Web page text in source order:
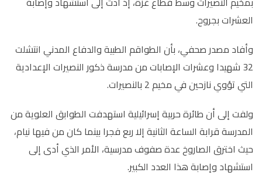
العشرات بجروح.
وأفاد مصدر صحفي، بأن الطواقم الطبية والدفاع المدني انتشلت
32 شهيدا وعشرات الإصابات من مدرسة ذكور النصيرات الإعدادية
التي تؤوي نازحين في مخيم 2 بالنصيرات.
ولفت إلى أن طائرة حربية إسرائيلية استهدفت الطوابق العلوية من
المدرسة قرابة الساعة الثانية إلا ربع فجرا بينما كان من فيها نيام،
حيث اخترق الصاروخ عدة صفوف مدرسية، الأمر الذي أدى إلى
استشهاد وإصابة هذا العدد الكبير.